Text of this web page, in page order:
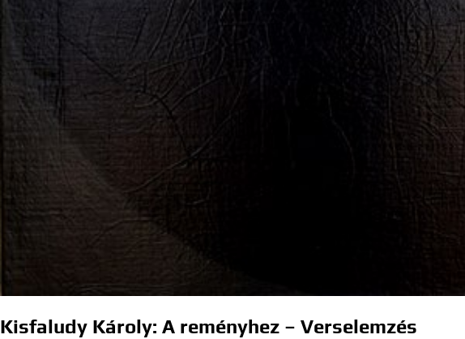
Kisfaludy Károly: A reményhez – Verselemzés